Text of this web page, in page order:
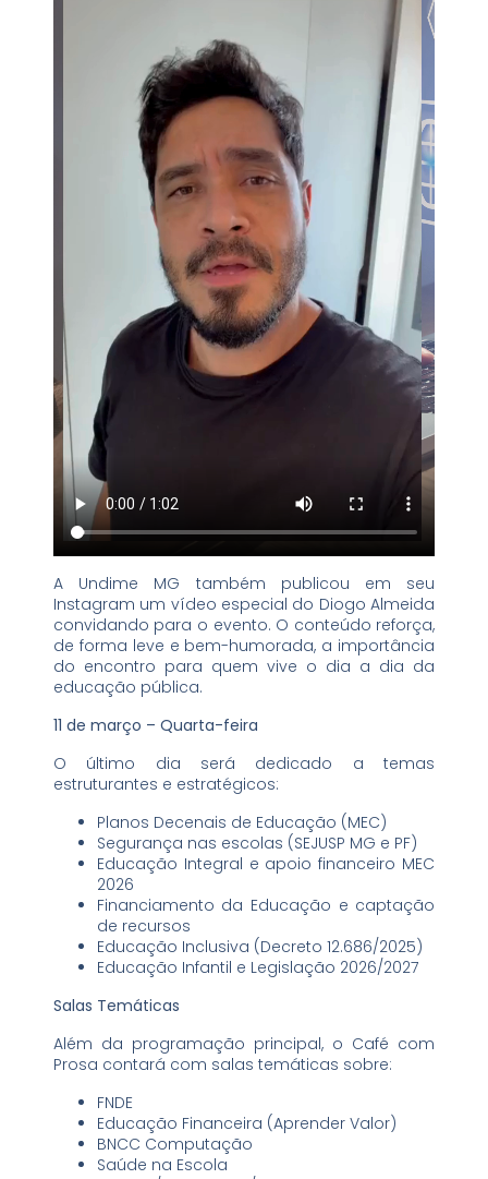
A Undime MG também publicou em seu
Instagram um vídeo especial do Diogo Almeida
convidando para o evento. O conteúdo reforça,
de forma leve e bem-humorada, a importância
do encontro para quem vive o dia a dia da
educação pública.
11 de março – Quarta-feira
O último dia será dedicado a temas
estruturantes e estratégicos:
Planos Decenais de Educação (MEC)
Segurança nas escolas (SEJUSP MG e PF)
Educação Integral e apoio financeiro MEC
2026
Financiamento da Educação e captação
de recursos
Educação Inclusiva (Decreto 12.686/2025)
Educação Infantil e Legislação 2026/2027
Salas Temáticas
Além da programação principal, o Café com
Prosa contará com salas temáticas sobre:
FNDE
Educação Financeira (Aprender Valor)
BNCC Computação
Saúde na Escola